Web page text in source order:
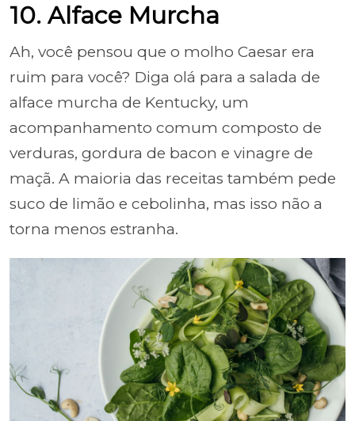
10. Alface Murcha
Ah, você pensou que o molho Caesar era
ruim para você? Diga olá para a salada de
alface murcha de Kentucky, um
acompanhamento comum composto de
verduras, gordura de bacon e vinagre de
maçã. A maioria das receitas também pede
suco de limão e cebolinha, mas isso não a
torna menos estranha.